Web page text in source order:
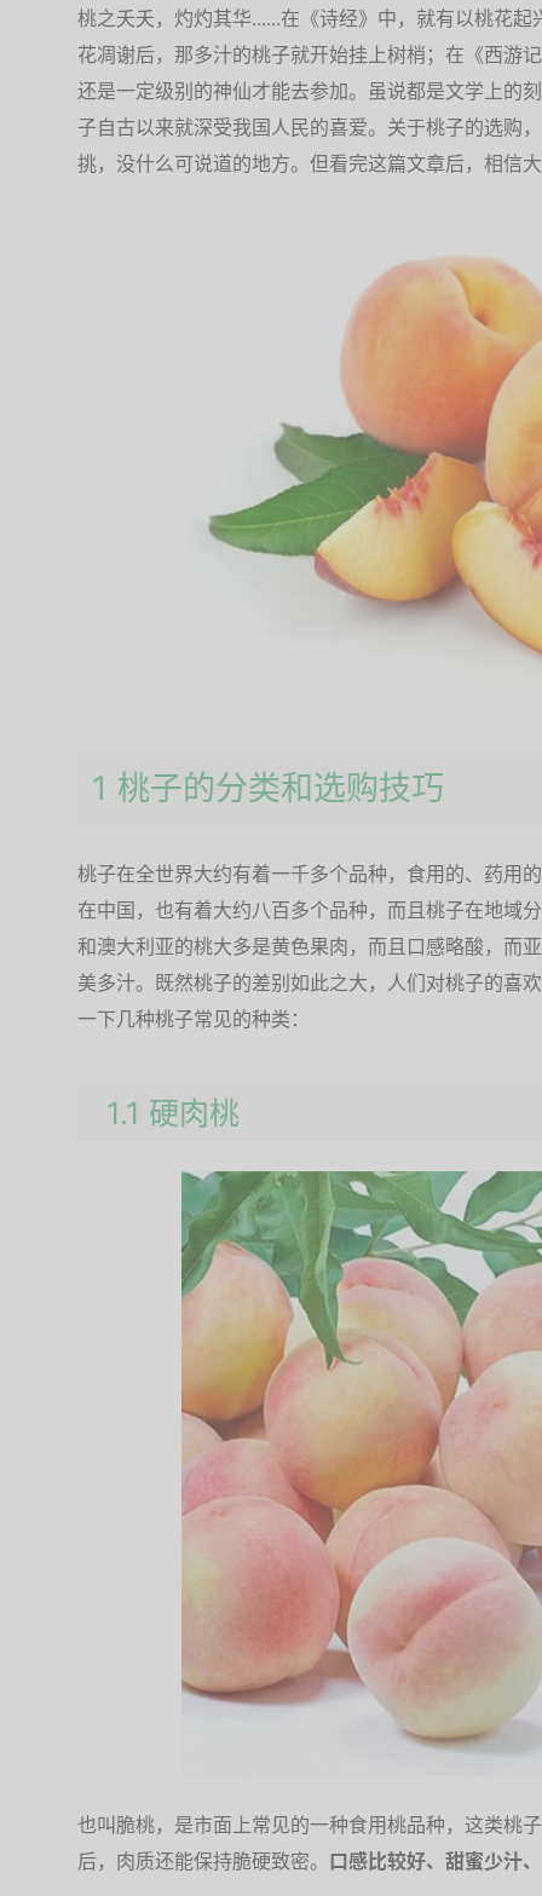
桃之夭夭，灼灼其华......在《诗经》中，就有以桃花
花凋谢后，那多汁的桃子就开始挂上树梢；在《西游
还是一定级别的神仙才能去参加。虽说都是文学上的
子自古以来就深受我国人民的喜爱。关于桃子的选购
挑，没什么可说道的地方。但看完这篇文章后，相信
1 桃子的分类和选购技巧
桃子在全世界大约有着一千多个品种，食用的、药用
在中国，也有着大约八百多个品种，而且桃子在地域
和澳大利亚的桃大多是黄色果肉，而且口感略酸，而
美多汁。既然桃子的差别如此之大，人们对桃子的喜
一下几种桃子常见的种类：
1.1 硬肉桃
也叫脆桃，是市面上常见的一种食用桃品种，这类桃
后，肉质还能保持脆硬致密。 口感比较好、甜蜜少汁